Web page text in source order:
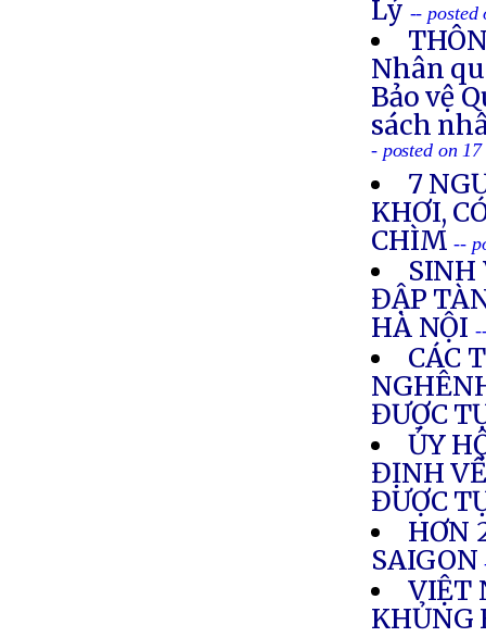
Lý -- posted
Nhân
Bảo vệ
sách
- posted on
7
KHƠI,
CHÌM --
SINH
ĐẬP
HÀ NỘI
CÁC
ĐƯỢC
ỦY
ĐỊNH
ĐƯỢC
HƠN
SAIGON
VIỆT
KHỦNG